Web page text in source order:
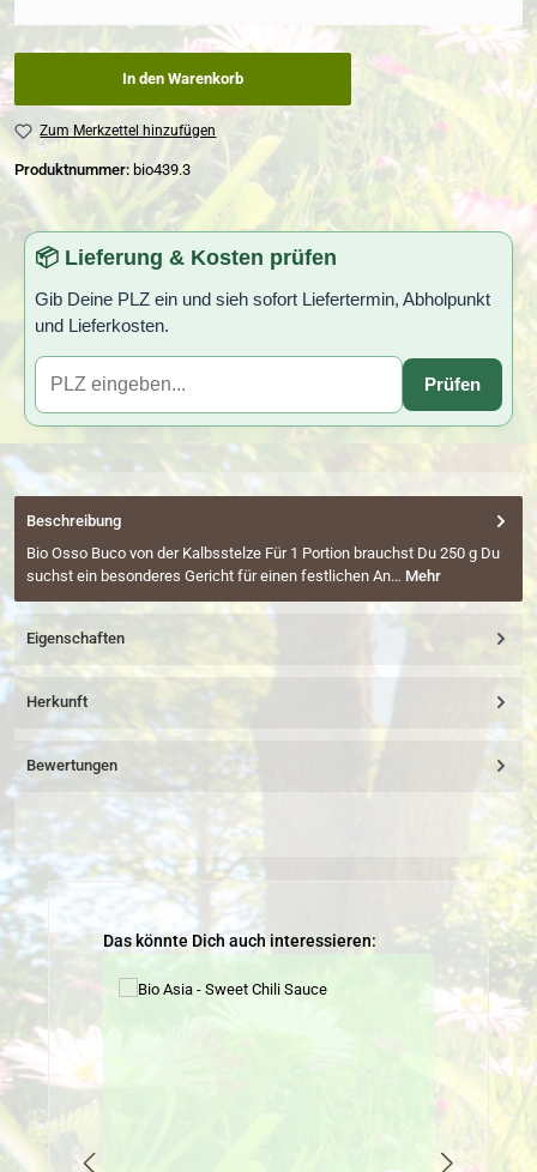
In den Warenkorb
Zum Merkzettel hinzufügen
Produktnummer: bio439.3
📦 Lieferung & Kosten prüfen
Gib Deine PLZ ein und sieh sofort Liefertermin, Abholpunkt
und Lieferkosten.
Prüfen
Beschreibung
Bio Osso Buco von der Kalbsstelze Für 1 Portion brauchst Du 250 g Du
suchst ein besonderes Gericht für einen festlichen An… Mehr
Eigenschaften
Herkunft
Bewertungen
Produktgalerie überspringen
Das könnte Dich auch interessieren: